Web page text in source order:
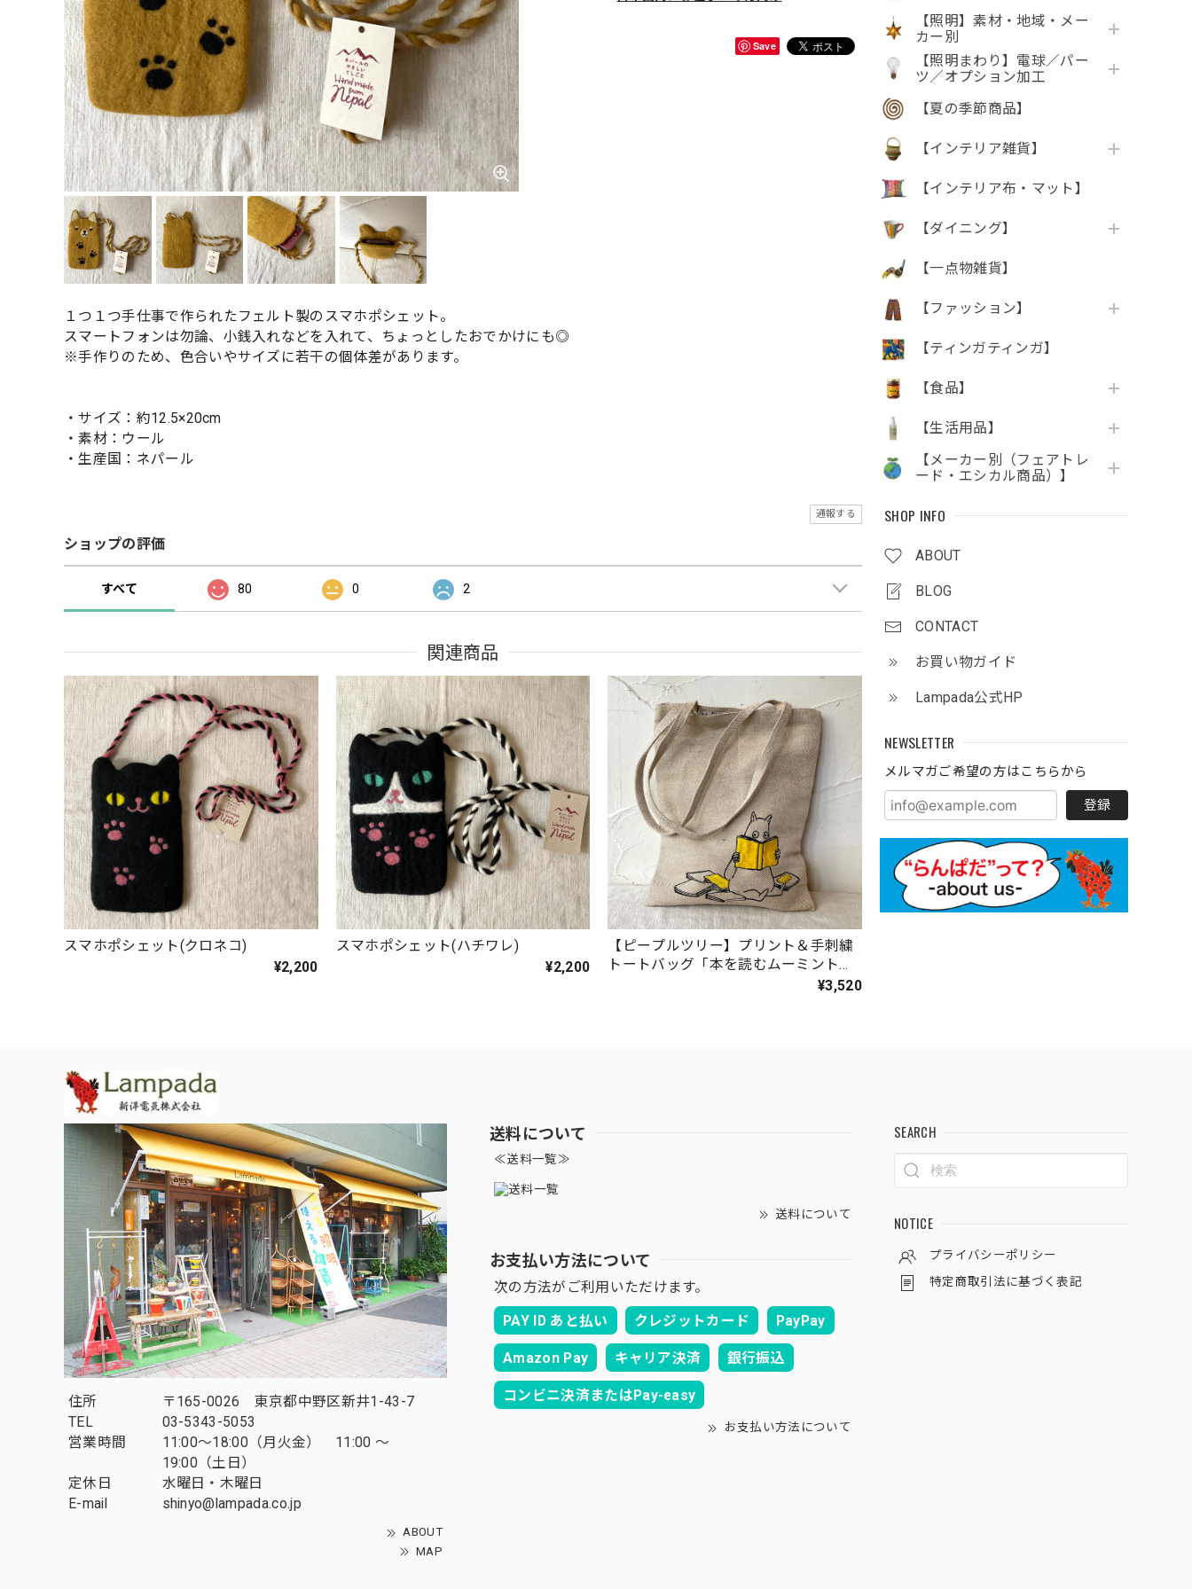
【照明】素材・地域・メー
カー別
【照明まわり】電球／パー
ツ／オプション加工
【夏の季節商品】
【インテリア雑貨】
【インテリア布・マット】
【ダイニング】
【一点物雑貨】
【ファッション】
【ティンガティンガ】
【食品】
【生活用品】
【メーカー別（フェアトレ
ード・エシカル商品）】
SHOP INFO
ABOUT
BLOG
CONTACT
お買い物ガイド
Lampada公式HP
NEWSLETTER
メルマガご希望の方はこちらから
登録
Save
１つ１つ手仕事で作られたフェルト製のスマホポシェット。
スマートフォンは勿論、小銭入れなどを入れて、ちょっとしたおでかけにも◎
※手作りのため、色合いやサイズに若干の個体差があります。
・サイズ：約12.5×20cm
・素材：ウール
・生産国：ネパール
通報する
ショップの評価
すべて 80 0 2
関連商品
スマホポシェット(クロネコ)
¥2,200
スマホポシェット(ハチワレ)
¥2,200
【ピープルツリー】プリント＆手刺繍
トートバッグ「本を読むムーミントロ
¥3,520
住所
〒165-0026 東京都中野区新井1-43-7
TEL
03-5343-5053
営業時間
11:00～18:00（月火金） 11:00 ～
19:00（土日）
定休日
水曜日・木曜日
E-mail
shinyo@lampada.co.jp
ABOUT
MAP
送料について
≪送料一覧≫
送料について
お支払い方法について
次の方法がご利用いただけます。
PAY ID あと払い
クレジットカード PayPay
Amazon Pay キャリア決済 銀行振込
コンビニ決済またはPay-easy
お支払い方法について
SEARCH
NOTICE
プライバシーポリシー
特定商取引法に基づく表記